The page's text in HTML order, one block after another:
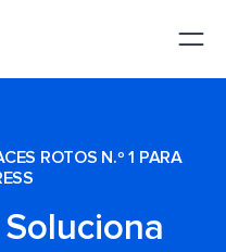
ROTOS N.º 1 PARA